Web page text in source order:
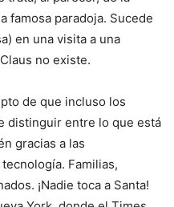
famosa paradoja. Sucede
en una visita a una
no existe.
de que incluso los
distinguir entre lo que está
gracias a las
Familias,
¡Nadie toca a Santa!